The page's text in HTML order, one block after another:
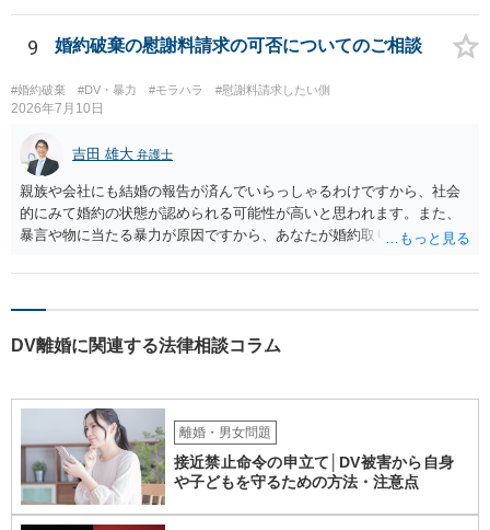
きますが、法的に拘束するものではなく、突発的な攻撃を防げるもの
ではありません。 ご自身の身の安全を確保することを第一とするよう
9 婚約破棄の慰謝料請求の可否についてのご相談
#婚約破棄 #DV・暴力 #モラハラ #慰謝料請求したい側
2026年7月10日
吉田 雄大 弁護士
親族や会社にも結婚の報告が済んでいらっしゃるわけですから、社会
的にみて婚約の状態が認められる可能性が高いと思われます。また、
暴言や物に当たる暴力が原因ですから、あなたが婚約取りやめを告げ
かった原因が専ら彼の言動にあるとして、慰謝料請求が認められる可
よりますので何ともいえません）。
DV離婚に関連する法律相談コラム
離婚・男女問題
接近禁止命令の申立て│DV被害から自身
や子どもを守るための方法・注意点